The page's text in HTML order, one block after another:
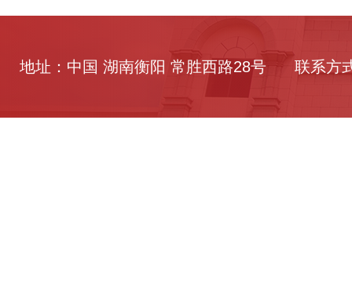
地址：中国 湖南衡阳 常胜西路28号 联系方